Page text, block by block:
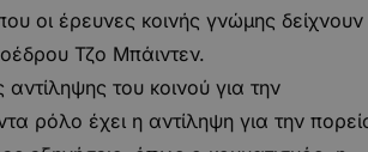
οι έρευνες κοινής γνώμης δείχνουν
Τζο Μπάιντεν.
του κοινού για την
ρόλο έχει η αντίληψη για την